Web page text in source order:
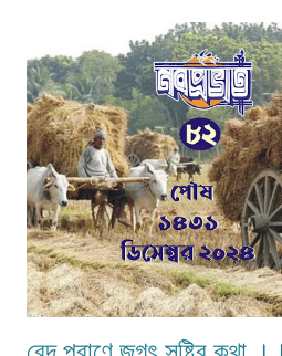
সমুদ্রে ফেলে দেন। শিশু প্রদ্যুম্নকে একটি রুইমাছ
এবং খাবার জন্য সেই অসুরের বাড়িতেই আনা হয়।
মায়াবতী মাছের পেটের ভিতরে একটি পুত্র শিশুকে